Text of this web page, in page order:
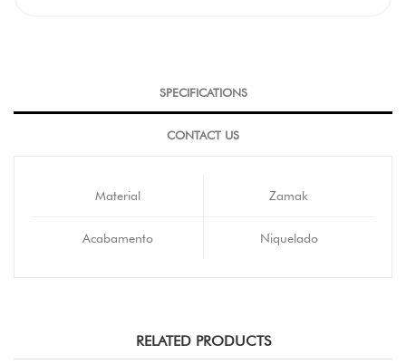
SPECIFICATIONS
CONTACT US
Material Zamak
Acabamento Niquelado
RELATED PRODUCTS